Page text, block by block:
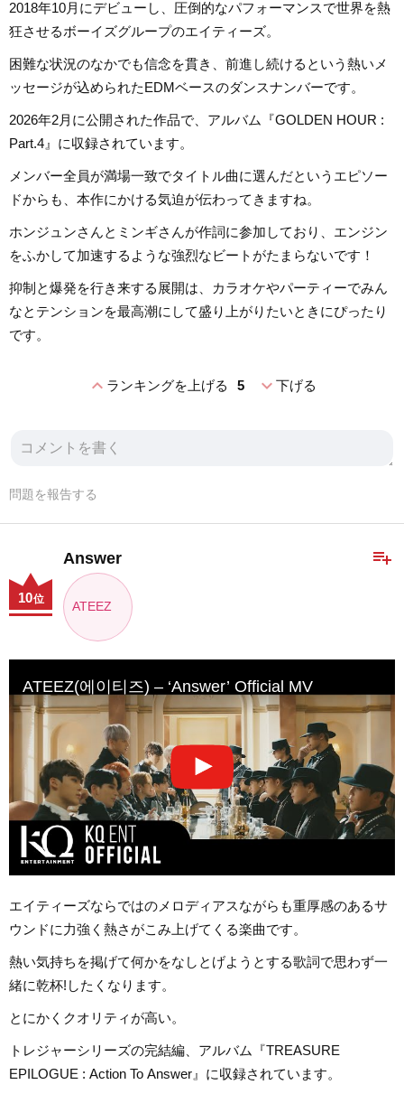
2018年10月にデビューし、圧倒的なパフォーマンスで世界を熱
狂させるボーイズグループのエイティーズ。
困難な状況のなかでも信念を貫き、前進し続けるという熱いメ
ッセージが込められたEDMベースのダンスナンバーです。
2026年2月に公開された作品で、アルバム『GOLDEN HOUR :
Part.4』に収録されています。
メンバー全員が満場一致でタイトル曲に選んだというエピソー
ドからも、本作にかける気迫が伝わってきますね。
ホンジュンさんとミンギさんが作詞に参加しており、エンジン
をふかして加速するような強烈なビートがたまらないです！
抑制と爆発を行き来する展開は、カラオケやパーティーでみん
なとテンションを最高潮にして盛り上がりたいときにぴったり
です。
expand_lessランキングを上げる 5 expand_more下げる
問題を報告する
playlist_add
Answer
ATEEZ
10位
ATEEZ(에이티즈) – ‘Answer’ Official MV
エイティーズならではのメロディアスながらも重厚感のあるサ
ウンドに力強く熱さがこみ上げてくる楽曲です。
熱い気持ちを掲げて何かをなしとげようとする歌詞で思わず一
緒に乾杯!したくなります。
とにかくクオリティが高い。
トレジャーシリーズの完結編、アルバム『TREASURE
EPILOGUE : Action To Answer』に収録されています。